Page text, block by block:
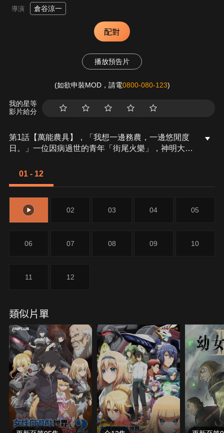
導演 倉谷涼一
配對
播放預告片
(如欲申裝MOD，請電0800-080-123)
我的星等
影片給分
第1話【萬能農具】，「我想一邊務農，一邊悠閒度
日。」一位因病過世的青年「街尾火樂」，神明大人
自己在深山野嶺中。沒有水、也沒有糧食、更沒有能
給自足的生活，火樂在放眼望去皆是森林的地方辛勤
奮鬥。
01 - 12
01 02 03 04 05
06 07 08 09 10
11 12
類似片單